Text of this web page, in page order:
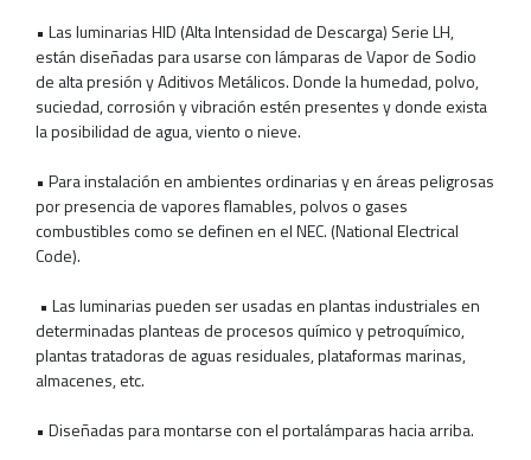
• Las luminarias HID (Alta Intensidad de Descarga) Serie LH,
están diseñadas para usarse con lámparas de Vapor de Sodio
de alta presión y Aditivos Metálicos. Donde la humedad, polvo,
suciedad, corrosión y vibración estén presentes y donde exista
la posibilidad de agua, viento o nieve.
• Para instalación en ambientes ordinarias y en áreas peligrosas
por presencia de vapores flamables, polvos o gases
combustibles como se definen en el NEC. (National Electrical
Code).
• Las luminarias pueden ser usadas en plantas industriales en
determinadas planteas de procesos químico y petroquímico,
plantas tratadoras de aguas residuales, plataformas marinas,
almacenes, etc.
• Diseñadas para montarse con el portalámparas hacia arriba.